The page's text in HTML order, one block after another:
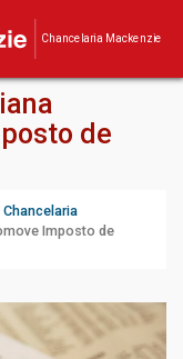
Chancelaria Mackenzie
de
Imposto de